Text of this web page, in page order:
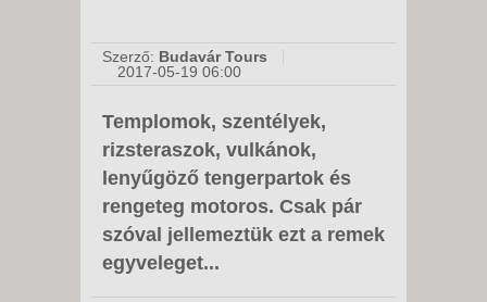
Szerző: Budavár Tours
2017-05-19 06:00
Templomok, szentélyek,
rizsteraszok, vulkánok,
lenyűgöző tengerpartok és
rengeteg motoros. Csak pár
szóval jellemeztük ezt a remek
egyveleget...